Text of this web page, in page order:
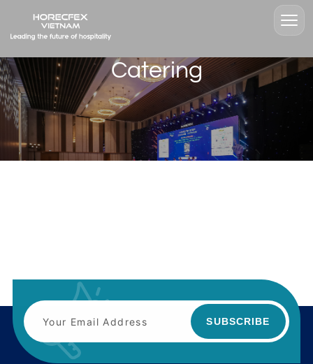
Catering
SUBSCRIBE